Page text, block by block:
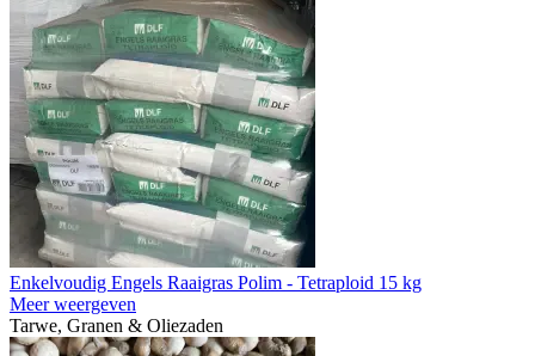
Enkelvoudig Engels Raaigras Polim - Tetraploid 15 kg
Meer weergeven
Tarwe, Granen & Oliezaden